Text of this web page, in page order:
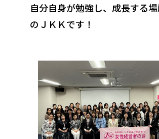
自分自身が勉強し、成長する
のＪＫＫです！